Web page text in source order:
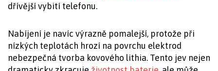
dřívější vybití telefonu.
Nabíjení je navíc výrazně pomalejší, protože při
nízkých teplotách hrozí na povrchu elektrod
nebezpečná tvorba kovového lithia. Tento jev nejen